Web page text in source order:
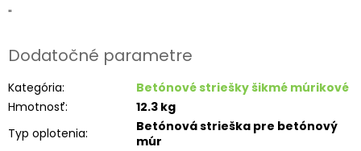
"
Dodatočné parametre
Kategória:
Betónové striešky šikmé múrikové
Hmotnosť:
12.3 kg
Typ oplotenia:
Betónová strieška pre betónový
múr